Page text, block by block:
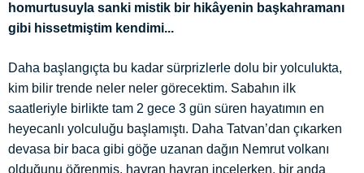
homurtusuyla sanki mistik bir hikâyenin başkahramanı
gibi hissetmiştim kendimi...
Daha başlangıçta bu kadar sürprizlerle dolu bir yolculukta,
kim bilir trende neler neler görecektim. Sabahın ilk
saatleriyle birlikte tam 2 gece 3 gün süren hayatımın en
heyecanlı yolculuğu başlamıştı. Daha Tatvan’dan çıkarken
devasa bir baca gibi göğe uzanan dağın Nemrut volkanı
olduğunu öğrenmiş, hayran hayran incelerken, bir anda